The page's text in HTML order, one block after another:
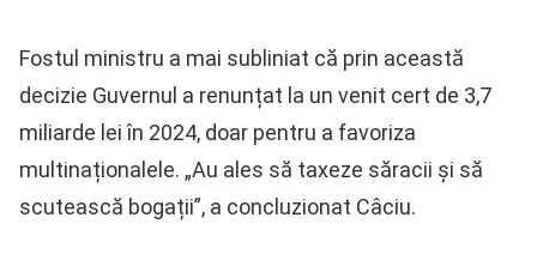
Fostul ministru a mai subliniat că prin această
decizie Guvernul a renunțat la un venit cert de 3,7
miliarde lei în 2024, doar pentru a favoriza
multinaționalele. „Au ales să taxeze săracii și să
scutească bogații”, a concluzionat Câciu.